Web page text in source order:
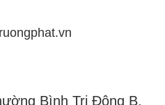
Bình Trị Đông B,